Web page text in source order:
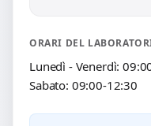
ORARI DEL
Lunedì - Venerdì:
Sabato: 09:00-12:30